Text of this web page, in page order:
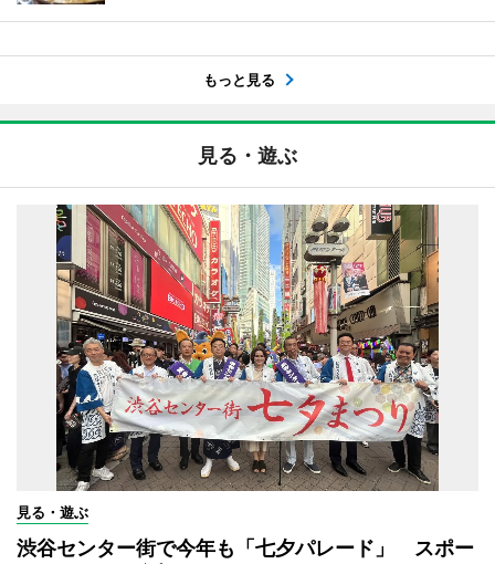
もっと見る
見る・遊ぶ
見る・遊ぶ
渋谷センター街で今年も「七夕パレード」 スポー